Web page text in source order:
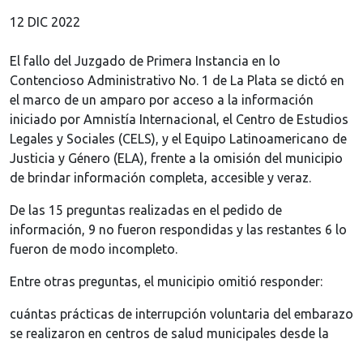
12 DIC 2022
El fallo del Juzgado de Primera Instancia en lo
Contencioso Administrativo No. 1 de La Plata se dictó en
el marco de un amparo por acceso a la información
iniciado por Amnistía Internacional, el Centro de Estudios
Legales y Sociales (CELS), y el Equipo Latinoamericano de
Justicia y Género (ELA), frente a la omisión del municipio
de brindar información completa, accesible y veraz.
De las 15 preguntas realizadas en el pedido de
información, 9 no fueron respondidas y las restantes 6 lo
fueron de modo incompleto.
Entre otras preguntas, el municipio omitió responder:
cuántas prácticas de interrupción voluntaria del embarazo
se realizaron en centros de salud municipales desde la